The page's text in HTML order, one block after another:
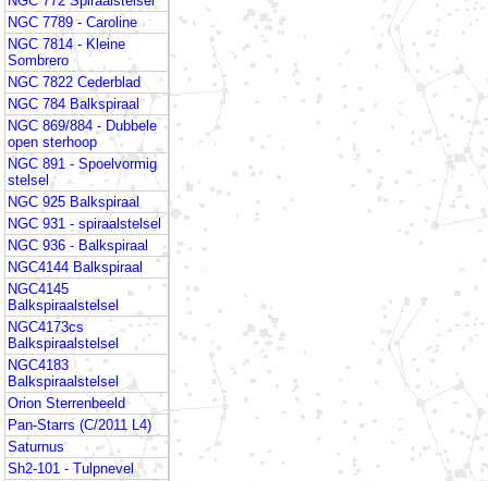
NGC 7789 - Caroline
NGC 7814 - Kleine
Sombrero
NGC 7822 Cederblad
NGC 784 Balkspiraal
NGC 869/884 - Dubbele
open sterhoop
NGC 891 - Spoelvormig
stelsel
NGC 925 Balkspiraal
NGC 931 - spiraalstelsel
NGC 936 - Balkspiraal
NGC4144 Balkspiraal
NGC4145
Balkspiraalstelsel
NGC4173cs
Balkspiraalstelsel
NGC4183
Balkspiraalstelsel
Orion Sterrenbeeld
Pan-Starrs (C/2011 L4)
Saturnus
Sh2-101 - Tulpnevel